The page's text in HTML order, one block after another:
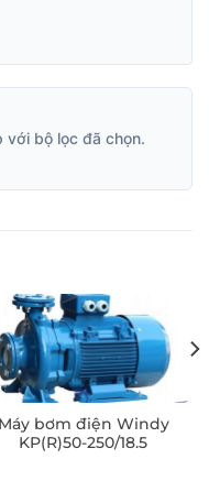
với bộ lọc đã chọn.
Máy bơm điện Windy
KP(R)50-250/18.5